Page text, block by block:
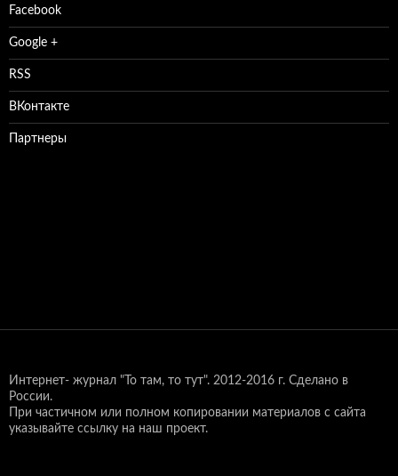
Facebook
Google +
RSS
ВКонтакте
Партнеры
Интернет- журнал "То там, то тут". 2012-2016 г. Сделано в
России.
При частичном или полном копировании материалов с сайта
указывайте ссылку на наш проект.